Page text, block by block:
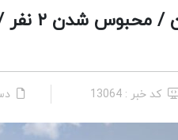
ریزش
کد خبر : 13064